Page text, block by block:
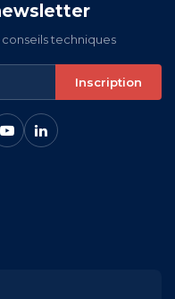
techniques
Inscription